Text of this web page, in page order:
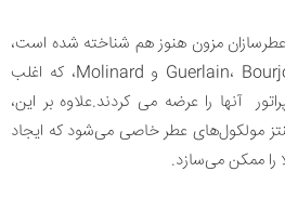
مزون هنوز هم شناخته شده است،
مانند Guerlain، Bourjous، Roger & Gallet و Molinard، که اغلب
آنها را عرضه می کردند.علاوه بر این،
مولکول‌های عطر خاصی می‌شود که ایجاد
را ممکن می‌سازد.